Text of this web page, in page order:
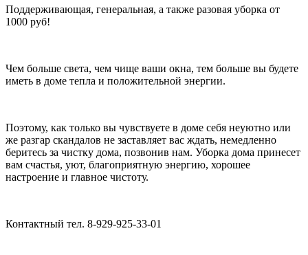
Поддерживающая, генеральная, а также разовая уборка от
1000 руб!
Чем больше света, чем чище ваши окна, тем больше вы будете
иметь в доме тепла и положительной энергии.
Поэтому, как только вы чувствуете в доме себя неуютно или
же разгар скандалов не заставляет вас ждать, немедленно
беритесь за чистку дома, позвонив нам. Уборка дома принесет
вам счастья, уют, благоприятную энергию, хорошее
настроение и главное чистоту.
Контактный тел. 8-929-925-33-01